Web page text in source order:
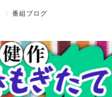
〉 番組ブログ